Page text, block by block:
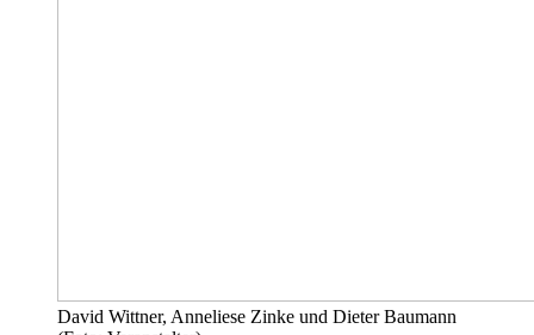
David Wittner, Anneliese Zinke und Dieter Baumann